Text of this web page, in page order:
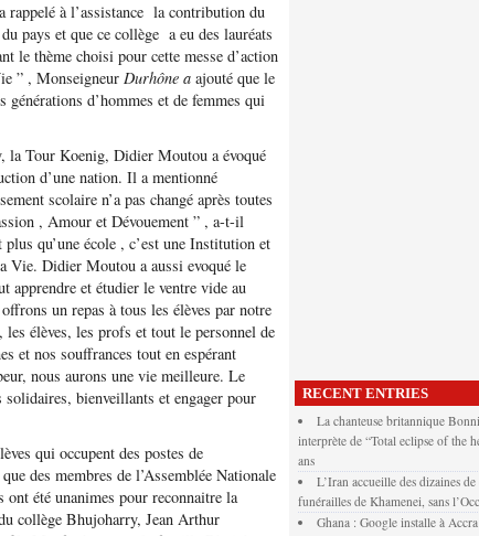
rappelé à l’assistance la contribution du
pays et que ce collège a eu des lauréats
le thème choisi pour cette messe d’action
” , Monseigneur Durhône a ajouté que le
générations d’hommes et de femmes qui
la Tour Koenig, Didier Moutou a évoqué
d’une nation. Il a mentionné
scolaire n’a pas changé après toutes
, Amour et Dévouement ” , a-t-il
qu’une école , c’est une Institution et
Vie. Didier Moutou a aussi evoqué le
apprendre et étudier le ventre vide au
un repas à tous les élèves par notre
élèves, les profs et tout le personnel de
et nos souffrances tout en espérant
nous aurons une vie meilleure. Le
bienveillants et engager pour
qui occupent des postes de
des membres de l’Assemblée Nationale
été unanimes pour reconnaitre la
collège Bhujoharry, Jean Arthur
RECENT ENTRIES
La chanteuse britannique
interprète de “Total eclipse of the
ans
L’Iran accueille des dizaines
funérailles de Khamenei, sans
Ghana : Google installe à